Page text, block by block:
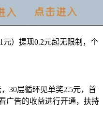
元）提现0.2元起无限制，个
30层循环见单奖2.5元，首
广告的收益进行开通，扶持